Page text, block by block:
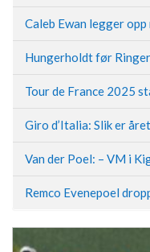
Caleb Ewan legger
Giro d’Italia: Slik er
Van der Poel: – VM i